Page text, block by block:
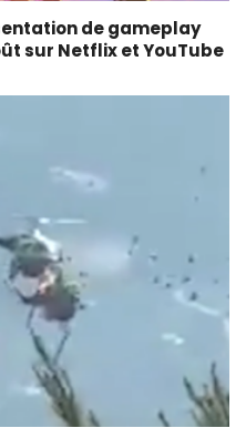
de gameplay
sur Netflix et YouTube